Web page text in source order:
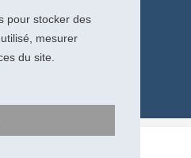
pour stocker des
mesurer
du site.